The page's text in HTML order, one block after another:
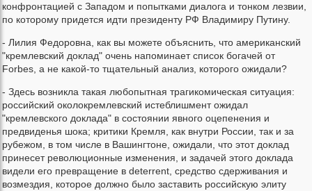
конфронтацией с Западом и попытками диалога и тонком лезвии,
по которому придется идти президенту РФ Владимиру Путину.
- Лилия Федоровна, как вы можете объяснить, что американский
"кремлевский доклад" очень напоминает список богачей от
Forbes, а не какой-то тщательный анализ, которого ожидали?
- Здесь возникла такая любопытная трагикомическая ситуация:
российский околокремлевский истеблишмент ожидал
"кремлевского доклада" в состоянии явного оцепенения и
предвиденья шока; критики Кремля, как внутри России, так и за
рубежом, в том числе в Вашингтоне, ожидали, что этот доклад
принесет революционные изменения, и задачей этого доклада
видели его превращение в deterrent, средство сдерживания и
возмездия, которое должно было заставить российскую элиту